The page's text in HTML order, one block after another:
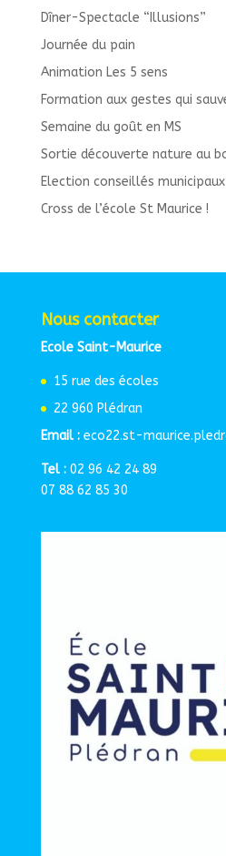
Dîner-Spectacle “Illusions”
Journée du pain
Animation Les 5 sens
Formation aux gestes qui
Semaine du goût en MS
Sortie découverte nature au
Election conseillés
Cross de l’école St Maurice !
Nous contacter
Ecole Saint-Maurice
15 rue des écoles
22 960 Plédran
Email :eco22.st-
Tel :02 96 42 24 89
07 88 62 85 30